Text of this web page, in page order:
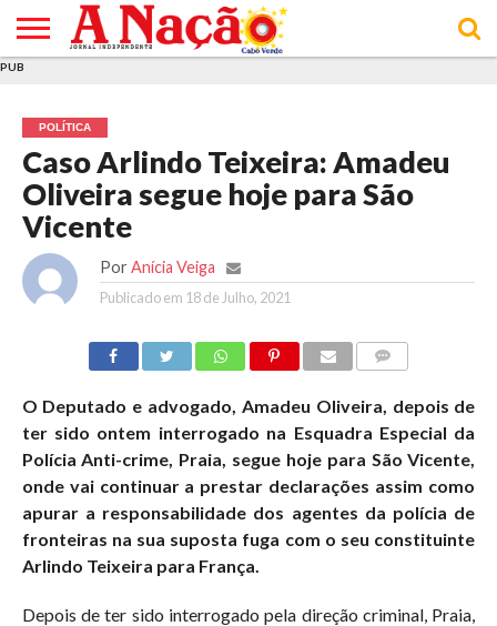
E DE
COOKIES
DE
UTILIZAÇÃO
PUB
POLÍTICA
Caso Arlindo Teixeira: Amadeu
Oliveira segue hoje para São
Vicente
Por Anícia Veiga
Publicado em 18 de Julho, 2021
O Deputado e advogado, Amadeu Oliveira, depois de
ter sido ontem interrogado na Esquadra Especial da
Polícia Anti-crime, Praia, segue hoje para São Vicente,
onde vai continuar a prestar declarações assim como
apurar a responsabilidade dos agentes da polícia de
fronteiras na sua suposta fuga com o seu constituinte
Arlindo Teixeira para França.
Depois de ter sido interrogado pela direção criminal, Praia,